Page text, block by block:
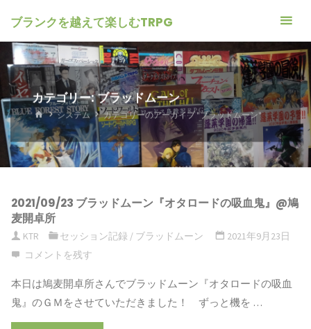
ブランクを越えて楽しむTRPG
カテゴリー: ブラッドムーン
ホ
ム
システム カテゴリーのアーカイブ "ブラッドムーン"
2021/09/23 ブラッドムーン『オタロードの吸血鬼』@鳩
麦開卓所
KTR セッション記録 / ブラッドムーン
2021年9月23日
コメントを残す
本日は鳩麦開卓所さんでブラッドムーン『オタロードの吸血
鬼』のＧＭをさせていただきました！ ずっと機を …